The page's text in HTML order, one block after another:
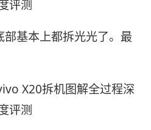
基本上都拆光光了。最